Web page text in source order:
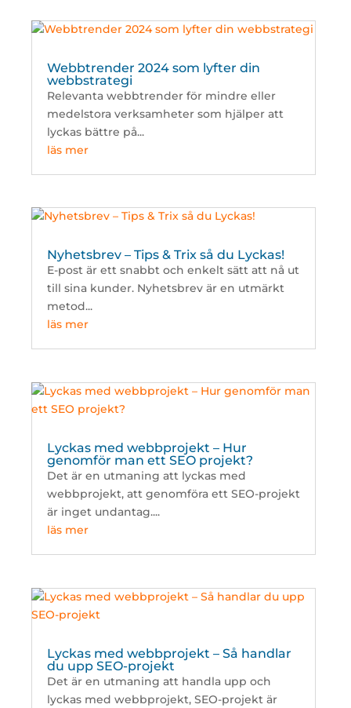
Webbtrender 2024 som lyfter din
webbstrategi
Relevanta webbtrender för mindre eller
medelstora verksamheter som hjälper att
lyckas bättre på...
läs mer
Nyhetsbrev – Tips & Trix så du Lyckas!
E-post är ett snabbt och enkelt sätt att nå ut
till sina kunder. Nyhetsbrev är en utmärkt
metod...
läs mer
Lyckas med webbprojekt – Hur
genomför man ett SEO projekt?
Det är en utmaning att lyckas med
webbprojekt, att genomföra ett SEO-projekt
är inget undantag....
läs mer
Lyckas med webbprojekt – Så handlar
du upp SEO-projekt
Det är en utmaning att handla upp och
lyckas med webbprojekt, SEO-projekt är